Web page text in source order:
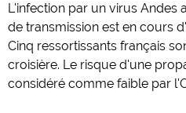
L'infection par un virus Andes
de transmission est en cours
Cinq ressortissants français
croisière. Le risque d'une
considéré comme faible par